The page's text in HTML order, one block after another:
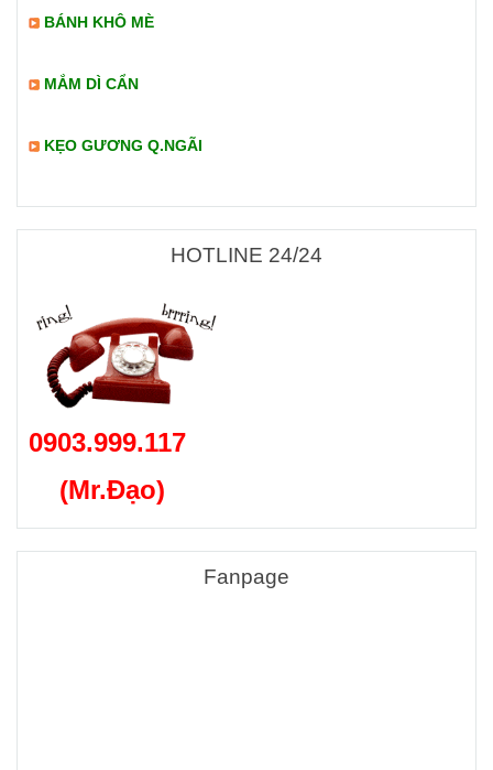
BÁNH KHÔ MÈ
MẮM DÌ CẨN
KẸO GƯƠNG Q.NGÃI
HOTLINE 24/24
0903.999.117
(Mr.Đạo)
Fanpage